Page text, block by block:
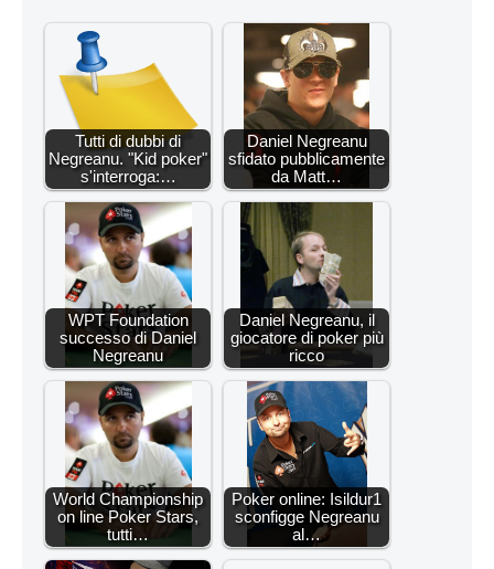
Tutti di dubbi di
Negreanu. "Kid poker"
s'interroga:…
Daniel Negreanu
sfidato pubblicamente
da Matt…
WPT Foundation
successo di Daniel
Negreanu
Daniel Negreanu, il
giocatore di poker più
ricco
World Championship
on line Poker Stars,
tutti…
Poker online: Isildur1
sconfigge Negreanu
al…